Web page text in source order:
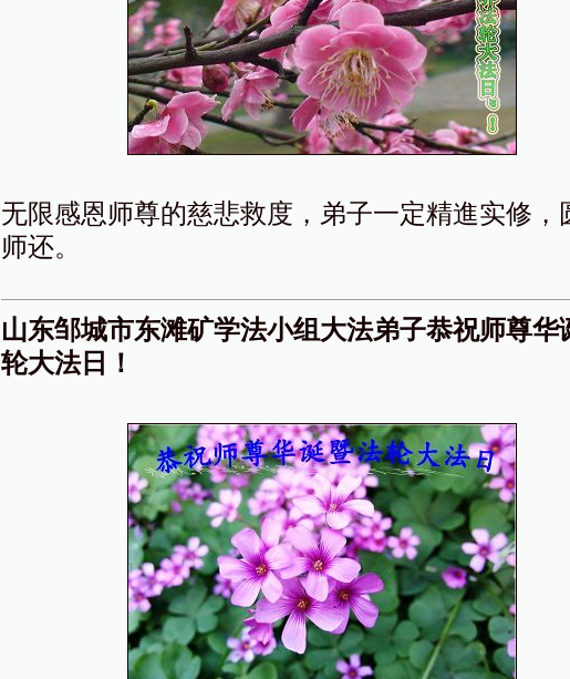
无限感恩师尊的慈悲救度，弟子一定精進实修，
师还。
山东邹城市东滩矿学法小组大法弟子恭祝师尊华
轮大法日！